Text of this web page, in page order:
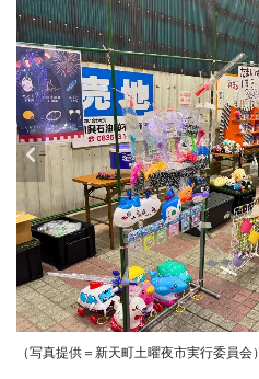
（写真提供＝新天町土曜夜市実行委員会）